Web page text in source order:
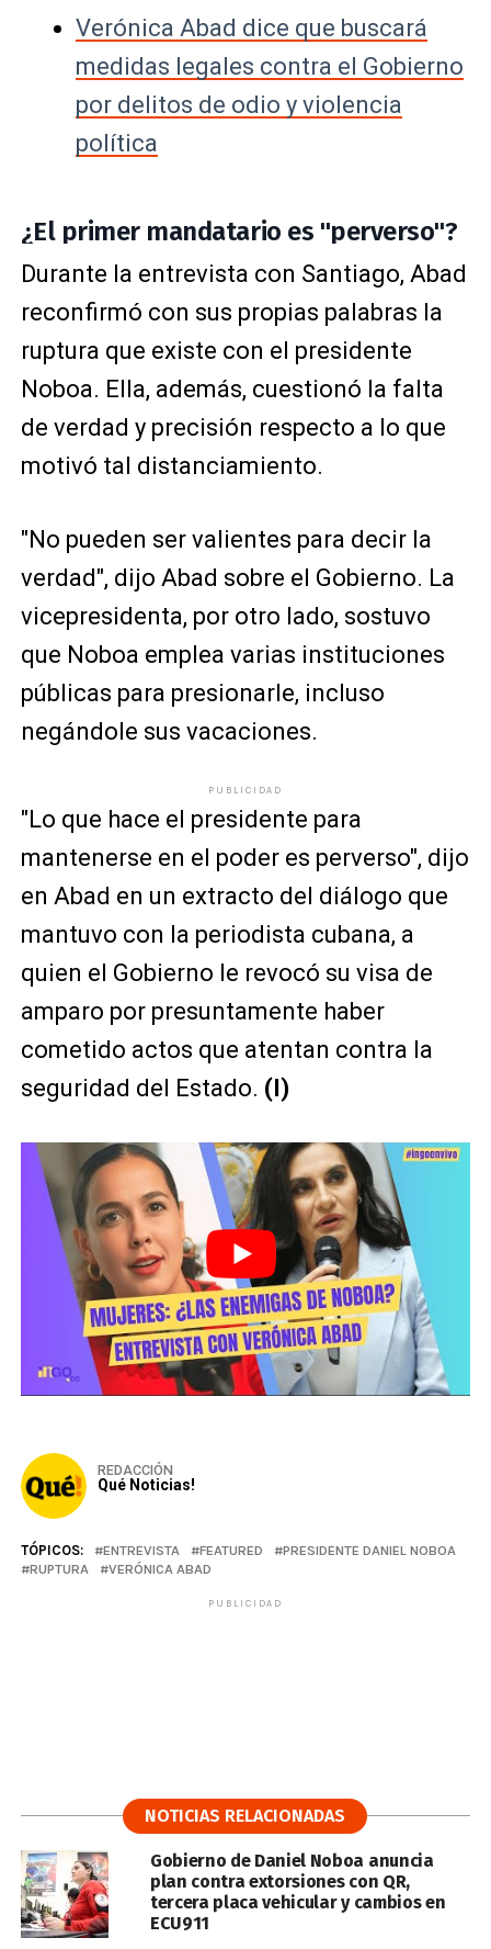
Verónica Abad dice que buscará
medidas legales contra el Gobierno
por delitos de odio y violencia
política
¿El primer mandatario es "perverso"?
Durante la entrevista con Santiago, Abad
reconfirmó con sus propias palabras la
ruptura que existe con el presidente
Noboa. Ella, además, cuestionó la falta
de verdad y precisión respecto a lo que
motivó tal distanciamiento.
"No pueden ser valientes para decir la
verdad", dijo Abad sobre el Gobierno. La
vicepresidenta, por otro lado, sostuvo
que Noboa emplea varias instituciones
públicas para presionarle, incluso
negándole sus vacaciones.
PUBLICIDAD
"Lo que hace el presidente para
mantenerse en el poder es perverso", dijo
en Abad en un extracto del diálogo que
mantuvo con la periodista cubana, a
quien el Gobierno le revocó su visa de
amparo por presuntamente haber
cometido actos que atentan contra la
seguridad del Estado. (I)
REDACCIÓN
Qué Noticias!
TÓPICOS: ENTREVISTA FEATURED
PRESIDENTE DANIEL NOBOA
RUPTURA
VERÓNICA ABAD
PUBLICIDAD
NOTICIAS RELACIONADAS
Gobierno de Daniel Noboa anuncia
plan contra extorsiones con QR,
tercera placa vehicular y cambios en
ECU911